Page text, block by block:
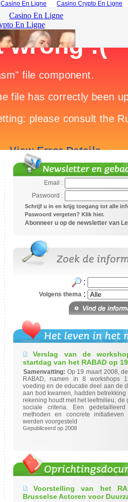
Casino En Ligne Casino Crypto En Ligne
Email :
Paswoord :
Schrijf u in en krijg toegang tot alle
Paswoord vergeten? Klik hier.
Abonneer u op de newsletter van
:
Volgens thema :
Verslag van de
startdag van het RABAD op
Samenvatting: Op 19 maart 2008,
RABAD, namen in 8 workshops
voeding en de educatie deel aan de
aan bod kwamen, hadden
rekening houdt met het leefmilieu, de
sociale criteria. Een
methoden en concrete
werden voorgesteld
Gepubliceerd op 2008
Voorstelling van het
Brusselse Actoren voor